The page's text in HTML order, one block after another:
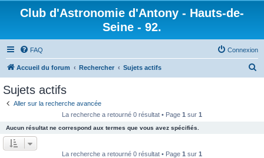
Club d'Astronomie d'Antony - Hauts-de-
Seine - 92.
FAQ Connexion
Accueil du forum Rechercher Sujets actifs
Sujets actifs
Aller sur la recherche avancée
La recherche a retourné 0 résultat • Page 1 sur 1
Aucun résultat ne correspond aux termes que vous avez spécifiés.
La recherche a retourné 0 résultat • Page 1 sur 1